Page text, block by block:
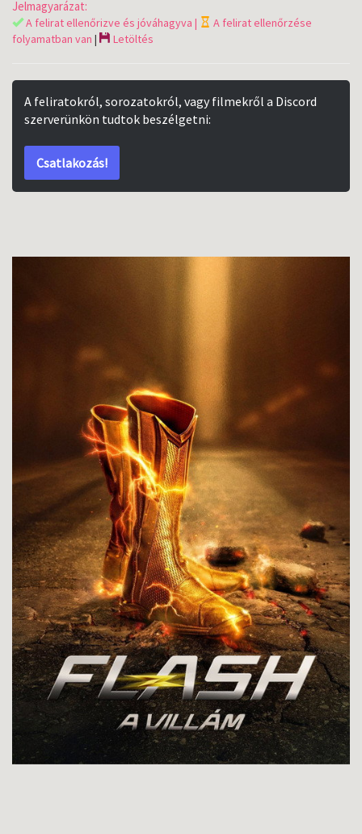
Jelmagyarázat:
A felirat ellenőrizve és jóváhagyva |
A felirat ellenőrzése
folyamatban van | Letöltés
A feliratokról, sorozatokról, vagy filmekről a Discord
szerverünkön tudtok beszélgetni:
Csatlakozás!